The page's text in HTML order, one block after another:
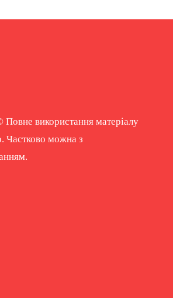
використання матеріалу
Частково можна з